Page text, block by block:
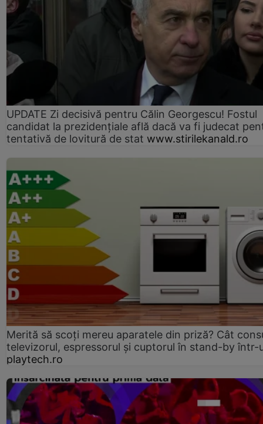
UPDATE Zi decisivă pentru Călin Georgescu! Fostul
candidat la prezidențiale află dacă va fi judecat
tentativă de lovitură de stat www.stirilekanald.ro
Merită să scoți mereu aparatele din priză? Cât
televizorul, espressorul și cuptorul în stand-by într-
playtech.ro